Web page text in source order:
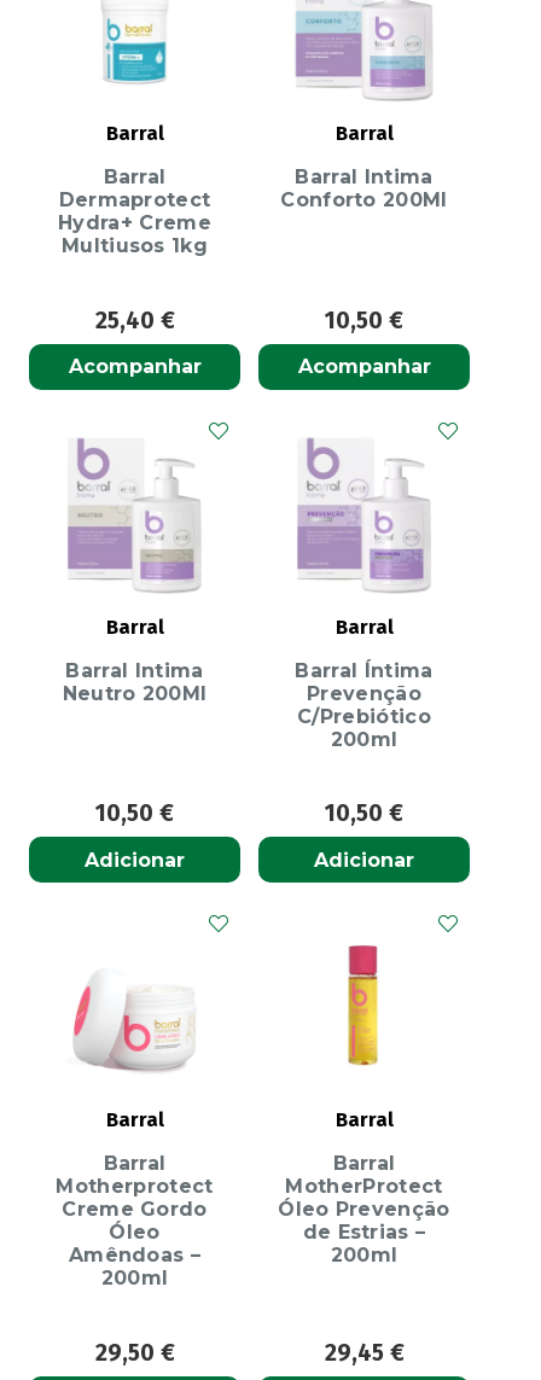
Barral
Barral
Dermaprotect
Hydra+ Creme
Multiusos 1kg
25,40 €
Acompanhar
Barral
Barral Intima
Conforto 200Ml
10,50 €
Acompanhar
Barral
Barral Intima
Neutro 200Ml
10,50 €
Adicionar
Barral
Barral Íntima
Prevenção
C/Prebiótico
200ml
10,50 €
Adicionar
Barral
Barral
Motherprotect
Creme Gordo
Óleo
Amêndoas –
200ml
29,50 €
Barral
Barral
MotherProtect
Óleo Prevenção
de Estrias –
200ml
29,45 €